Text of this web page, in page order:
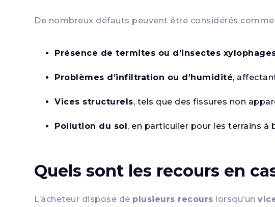
De nombreux défauts peuvent être considérés
Présence de termites ou d’insectes
Problèmes d’infiltration ou d’humidité,
Vices structurels, tels que des fissures non
Pollution du sol, en particulier pour les terrains à
Quels sont les recours en
L’acheteur dispose de plusieurs recours lorsqu’un